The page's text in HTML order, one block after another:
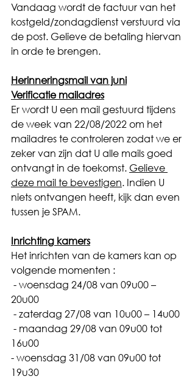
Vandaag wordt de factuur van het
kostgeld/zondagdienst verstuurd via
de post. Gelieve de betaling hiervan
in orde te brengen.
Herinneringsmail van juni
Verificatie mailadres
Er wordt U een mail gestuurd tijdens
de week van 22/08/2022 om het
mailadres te controleren zodat we er
zeker van zijn dat U alle mails goed
ontvangt in de toekomst. Gelieve
deze mail te bevestigen. Indien U
niets ontvangen heeft, kijk dan even
tussen je SPAM.
Inrichting kamers
Het inrichten van de kamers kan op
volgende momenten :
20u00
- zaterdag 27/08 van 10u00 – 14u00
16u00
- woensdag 31/08 van 09u00 tot
19u30